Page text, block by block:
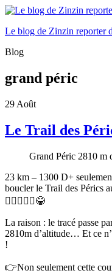
Le blog de Zinzin reporter
Blog
grand péric
29 Août
Le Trail des
Grand Péric 2810 m
23 km – 1300 D+
boucler le Trail des Pérics
🏃🏻‍♂️🤦‍♂️😂
La raison : le tracé passe
2810m d’altitude… Et ce
!
👉Non seulement cette